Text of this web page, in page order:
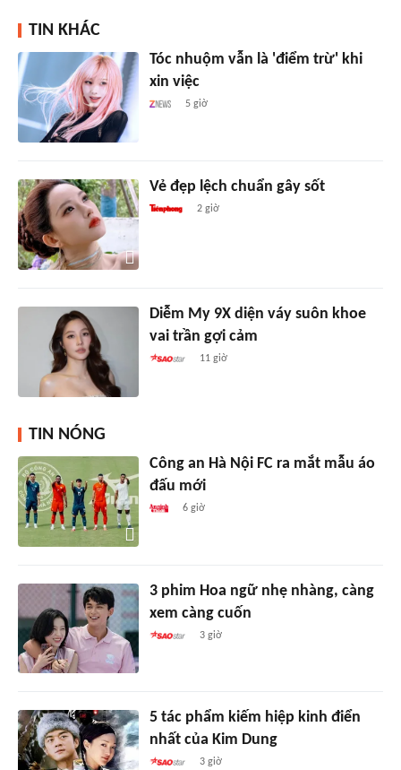
TIN KHÁC
Tóc nhuộm vẫn là 'điểm trừ' khi
xin việc
5 giờ
Vẻ đẹp lệch chuẩn gây sốt
2 giờ
Diễm My 9X diện váy suôn khoe
vai trần gợi cảm
11 giờ
TIN NÓNG
Công an Hà Nội FC ra mắt mẫu áo
đấu mới
6 giờ
3 phim Hoa ngữ nhẹ nhàng, càng
xem càng cuốn
3 giờ
5 tác phẩm kiếm hiệp kinh điển
nhất của Kim Dung
3 giờ